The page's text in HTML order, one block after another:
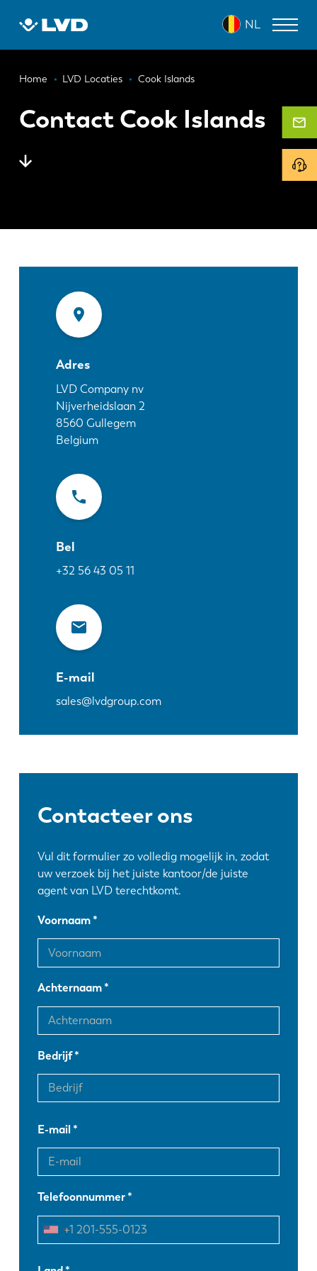
inhoud
NL
Kruimelpad
Home LVD Locaties Cook Islands
Contact Cook Islands
Adres
LVD Company nv
Nijverheidslaan 2
8560 Gullegem
Belgium
Bel
+32 56 43 05 11
E-mail
sales@lvdgroup.com
Contacteer ons
Vul dit formulier zo volledig mogelijk in, zodat
uw verzoek bij het juiste kantoor/de juiste
agent van LVD terechtkomt.
Voornaam
Achternaam
Bedrijf
E-mail
Telefoonnummer
EN
LASERSNIJMACHINES
AFKANTPERSEN
PONSMACHINES
SOFTWARE
Over LVD
Nieuws
Ontdek LVD
Klantenverhalen
Kenniscentrum
Sectoren en oplossingen
Contacteer ons